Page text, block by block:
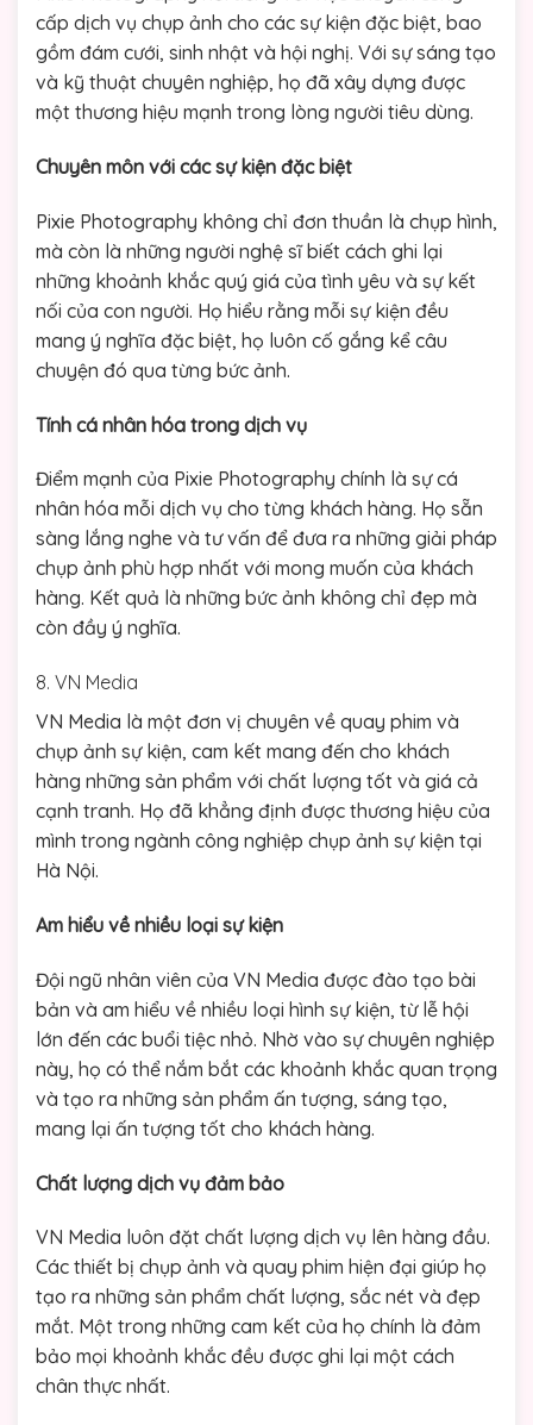
cấp dịch vụ chụp ảnh cho các sự kiện đặc biệt, bao
gồm đám cưới, sinh nhật và hội nghị. Với sự sáng tạo
và kỹ thuật chuyên nghiệp, họ đã xây dựng được
một thương hiệu mạnh trong lòng người tiêu dùng.
Chuyên môn với các sự kiện đặc biệt
Pixie Photography không chỉ đơn thuần là chụp hình,
mà còn là những người nghệ sĩ biết cách ghi lại
những khoảnh khắc quý giá của tình yêu và sự kết
nối của con người. Họ hiểu rằng mỗi sự kiện đều
mang ý nghĩa đặc biệt, họ luôn cố gắng kể câu
chuyện đó qua từng bức ảnh.
Tính cá nhân hóa trong dịch vụ
Điểm mạnh của Pixie Photography chính là sự cá
nhân hóa mỗi dịch vụ cho từng khách hàng. Họ sẵn
sàng lắng nghe và tư vấn để đưa ra những giải pháp
chụp ảnh phù hợp nhất với mong muốn của khách
hàng. Kết quả là những bức ảnh không chỉ đẹp mà
còn đầy ý nghĩa.
8. VN Media
VN Media là một đơn vị chuyên về quay phim và
chụp ảnh sự kiện, cam kết mang đến cho khách
hàng những sản phẩm với chất lượng tốt và giá cả
cạnh tranh. Họ đã khẳng định được thương hiệu của
mình trong ngành công nghiệp chụp ảnh sự kiện tại
Hà Nội.
Am hiểu về nhiều loại sự kiện
Đội ngũ nhân viên của VN Media được đào tạo bài
bản và am hiểu về nhiều loại hình sự kiện, từ lễ hội
lớn đến các buổi tiệc nhỏ. Nhờ vào sự chuyên nghiệp
này, họ có thể nắm bắt các khoảnh khắc quan trọng
và tạo ra những sản phẩm ấn tượng, sáng tạo,
mang lại ấn tượng tốt cho khách hàng.
Chất lượng dịch vụ đảm bảo
VN Media luôn đặt chất lượng dịch vụ lên hàng đầu.
Các thiết bị chụp ảnh và quay phim hiện đại giúp họ
tạo ra những sản phẩm chất lượng, sắc nét và đẹp
mắt. Một trong những cam kết của họ chính là đảm
bảo mọi khoảnh khắc đều được ghi lại một cách
chân thực nhất.